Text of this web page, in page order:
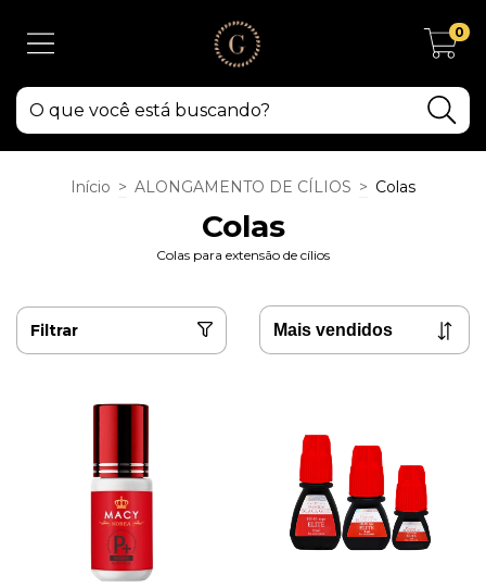
0
Início > ALONGAMENTO DE CÍLIOS > Colas
Colas
Colas para extensão de cílios
Filtrar